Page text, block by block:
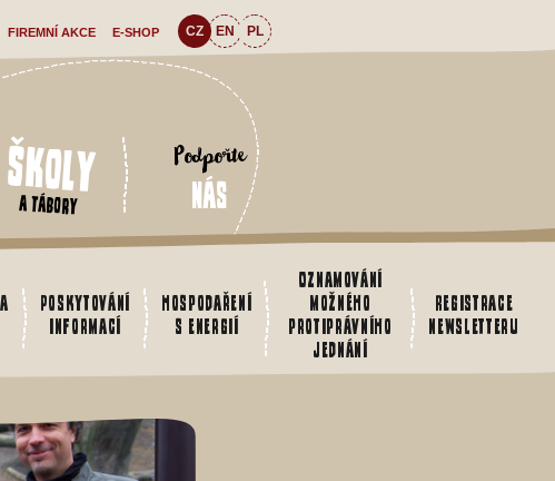
Školy
a tábory
Podpořte
nás
FIREMNÍ AKCE E-SHOP CZ EN PL
Poskytování
informací
Hospodaření
s energií
Oznamování
možného
protiprávního
jednání
Registrace
newsletteru